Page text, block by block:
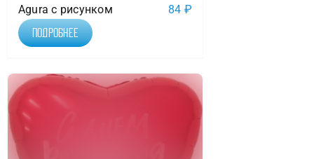
Agura с рисунком 84 ₽
Подробнее